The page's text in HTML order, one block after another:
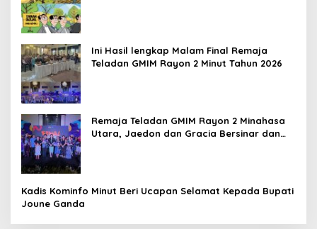
Ini Hasil lengkap Malam Final Remaja
Teladan GMIM Rayon 2 Minut Tahun 2026
Remaja Teladan GMIM Rayon 2 Minahasa
Utara, Jaedon dan Gracia Bersinar dan
Kadis Kominfo Minut Beri Ucapan Selamat Kepada Bupati
Joune Ganda